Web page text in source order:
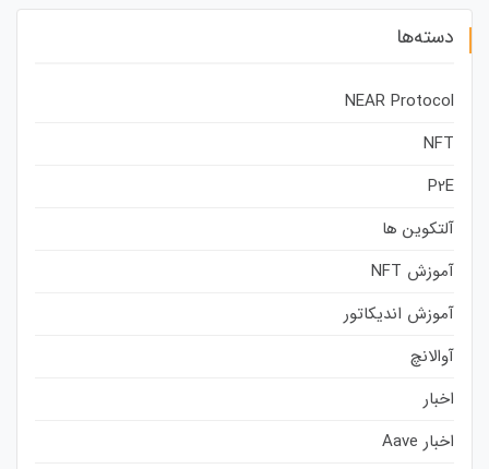
دسته‌ها
NEAR Protocol
NFT
P2E
آلتکوین ها
آموزش NFT
آموزش اندیکاتور
آوالانچ
اخبار
اخبار Aave